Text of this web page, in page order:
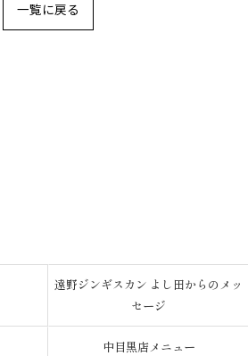
一覧に戻る
遠野ジンギスカン よし田からのメッ
セージ
中目黒店メニュー